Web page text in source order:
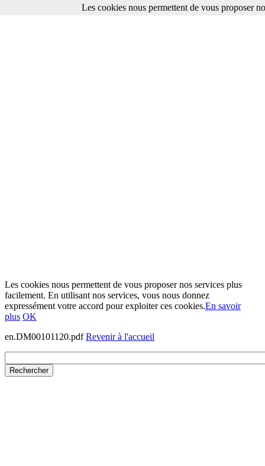
Les cookies nous permettent de vous proposer nos services plus
facilement. En utilisant nos services, vous nous donnez
expressément votre accord pour exploiter ces cookies.En savoir
plus OK
en.DM00101120.pdfRevenir à l'accueil
Les cookies nous permettent de vous proposer